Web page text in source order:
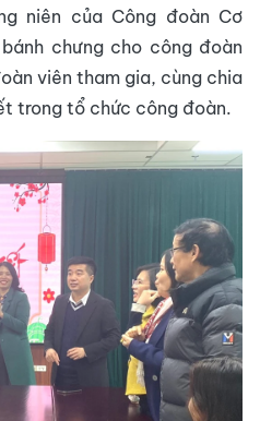
niên của Công đoàn Cơ
chưng cho công đoàn
viên tham gia, cùng chia
trong tổ chức công đoàn.